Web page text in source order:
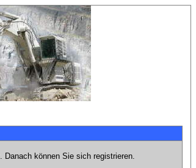
Danach können Sie sich registrieren.